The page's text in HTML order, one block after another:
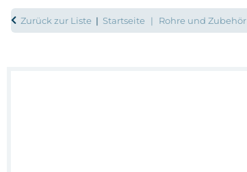
Zurück zur Liste Startseite Rohre und Zubehör